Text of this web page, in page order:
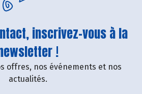
inscrivez-vous à la
!
offres, nos événements et nos
actualités.